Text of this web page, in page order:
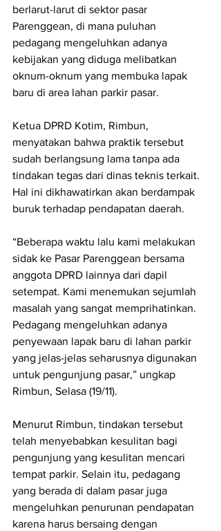
berlarut-larut di sektor pasar
Parenggean, di mana puluhan
pedagang mengeluhkan adanya
kebijakan yang diduga melibatkan
oknum-oknum yang membuka lapak
baru di area lahan parkir pasar.
Ketua DPRD Kotim, Rimbun,
menyatakan bahwa praktik tersebut
sudah berlangsung lama tanpa ada
tindakan tegas dari dinas teknis terkait.
Hal ini dikhawatirkan akan berdampak
buruk terhadap pendapatan daerah.
“Beberapa waktu lalu kami melakukan
sidak ke Pasar Parenggean bersama
anggota DPRD lainnya dari dapil
setempat. Kami menemukan sejumlah
masalah yang sangat memprihatinkan.
Pedagang mengeluhkan adanya
penyewaan lapak baru di lahan parkir
yang jelas-jelas seharusnya digunakan
untuk pengunjung pasar,” ungkap
Rimbun, Selasa (19/11).
Menurut Rimbun, tindakan tersebut
telah menyebabkan kesulitan bagi
pengunjung yang kesulitan mencari
tempat parkir. Selain itu, pedagang
yang berada di dalam pasar juga
mengeluhkan penurunan pendapatan
karena harus bersaing dengan